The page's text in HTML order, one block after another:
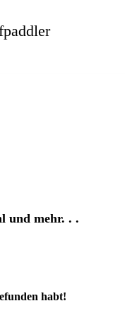
und mehr. . .
habt!